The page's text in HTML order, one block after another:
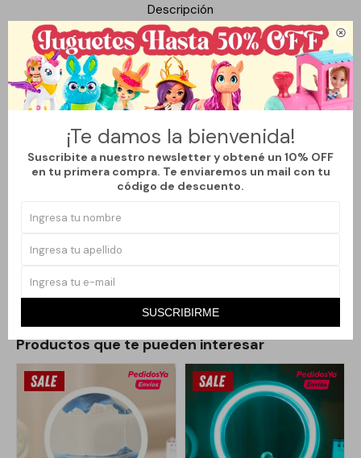

¡Te damos la bienvenida!
Suscribite a nuestro newsletter y obtené un 10% OFF
en tu primera compra. Te enviaremos un mail con tu
código de descuento.
SUSCRIBIRME
Descripción
Esta lámpara destaca por su diseño moderno y minimalista,
fabricada en metal para lograr una pieza resistente y elegante.
Incorpora encendido táctil, lo que permite ajustar la luz de forma
práctica y precisa con un simple toque. Gracias a su puerto USB,
ofrece una solución funcional para cargar dispositivos o utilizarla
en escritorios, mesas de noche y espacios de trabajo.
entorno, ideal para quienes buscan una lámpara compacta,
combina utilidad diaria con un diseño limpio y actual.
Productos que te pueden interesar